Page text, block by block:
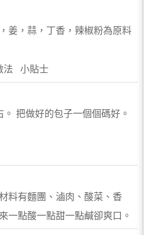
姜，蒜，丁香，辣椒粉為原料
法 小貼士
把做好的包子一個個碼好。
料有麵團、滷肉、酸菜、香
一點酸一點甜一點鹹卻爽口。